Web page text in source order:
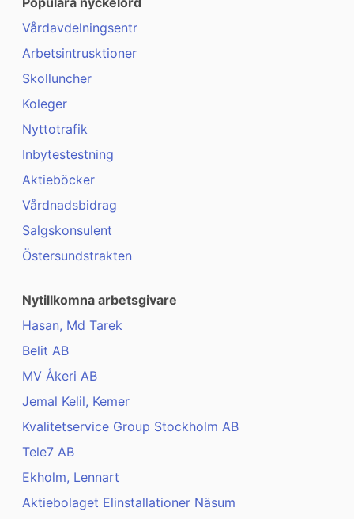
Vårdavdelningsentr
Arbetsintrusktioner
Skolluncher
Koleger
Nyttotrafik
Inbytestestning
Aktieböcker
Vårdnadsbidrag
Salgskonsulent
Östersundstrakten
Nytillkomna arbetsgivare
Hasan, Md Tarek
Belit AB
MV Åkeri AB
Jemal Kelil, Kemer
Kvalitetservice Group Stockholm AB
Tele7 AB
Ekholm, Lennart
Aktiebolaget Elinstallationer Näsum